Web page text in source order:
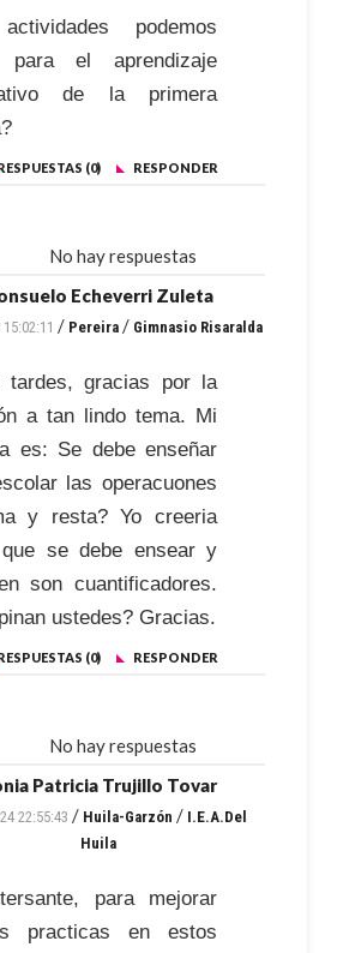
podemos
para el aprendizaje
de la primera
(0) RESPONDER
No hay respuestas
Echeverri Zuleta
/ Pereira/ Gimnasio Risaralda
tardes, gracias por la
a tan lindo tema. Mi
es: Se debe enseñar
las operacuones
y resta? Yo creeria
se debe ensear y
son cuantificadores.
ustedes? Gracias.
(0) RESPONDER
No hay respuestas
Patricia Trujillo Tovar
22:55:43 / Huila-Garzón / I.E.A.Del
Huila
para mejorar
practicas en estos